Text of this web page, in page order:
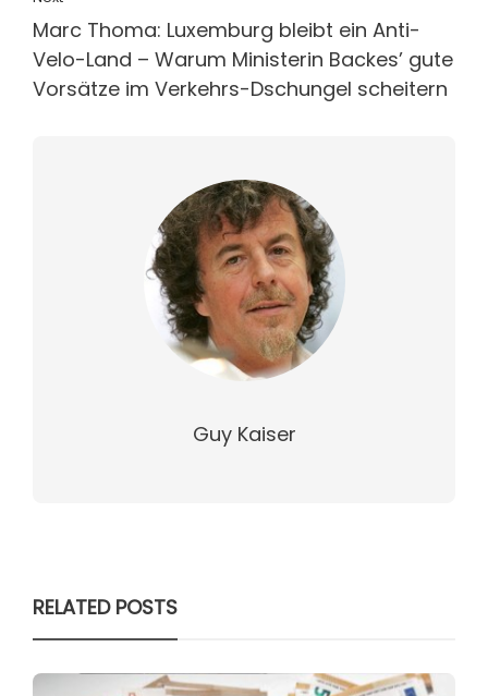
Marc Thoma: Luxemburg bleibt ein Anti-
Velo-Land – Warum Ministerin Backes’ gute
Vorsätze im Verkehrs-Dschungel scheitern
Guy Kaiser
RELATED POSTS